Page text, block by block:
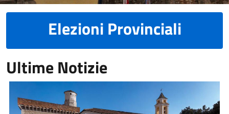
Elezioni Provinciali
Ultime Notizie